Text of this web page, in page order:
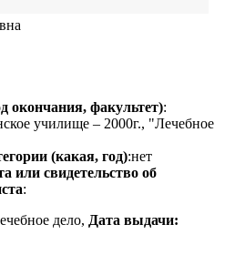
окончания, факультет):
училище – 2000г., "Лечебное
(какая, год):нет
или свидетельство об
:
дело, Дата выдачи: